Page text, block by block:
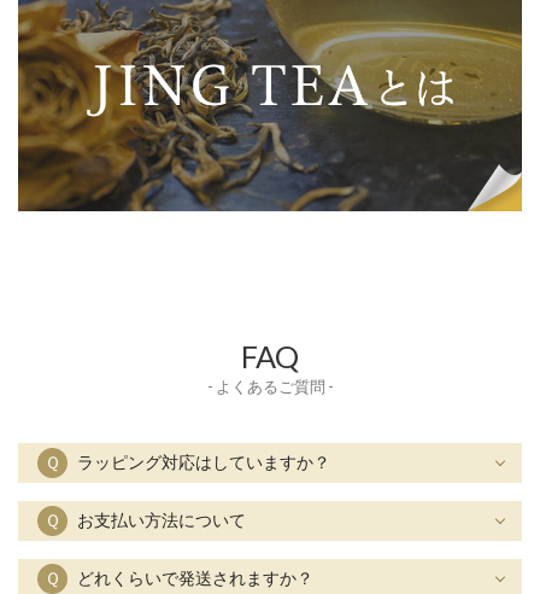
FAQ
- よくあるご質問 -
Ｑ ラッピング対応はしていますか？
Ｑ お支払い方法について
Ｑ どれくらいで発送されますか？